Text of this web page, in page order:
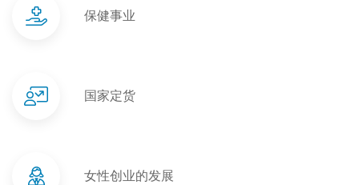
保健事业
国家定货
女性创业的发展